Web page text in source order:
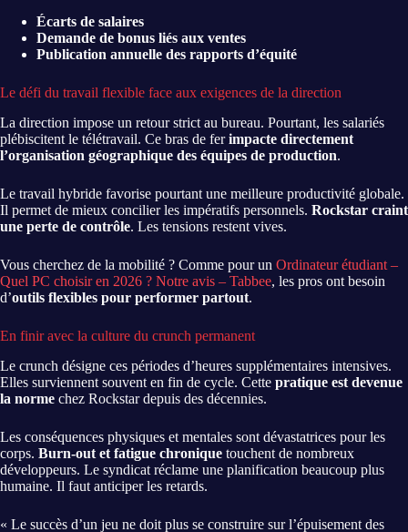
Écarts de salaires
Demande de bonus liés aux ventes
Publication annuelle des rapports d’équité
Le défi du travail flexible face aux exigences de la direction
La direction impose un retour strict au bureau. Pourtant, les salariés
plébiscitent le télétravail. Ce bras de ferimpacte directement
l’organisation géographique des équipes de production.
Le travail hybride favorise pourtant une meilleure productivité globale.
Il permet de mieux concilier les impératifs personnels. Rockstar craint
une perte de contrôle. Les tensions restent vives.
Vous cherchez de la mobilité ? Comme pour un Ordinateur étudiant –
Quel PC choisir en 2026 ? Notre avis – Tabbee, les pros ont besoin
d’outils flexibles pour performer partout.
En finir avec la culture du crunch permanent
Le crunch désigne ces périodes d’heures supplémentaires intensives.
Elles surviennent souvent en fin de cycle. Cette pratique est devenue
la norme chez Rockstar depuis des décennies.
Les conséquences physiques et mentales sont dévastatrices pour les
corps. Burn-out et fatigue chronique touchent de nombreux
développeurs. Le syndicat réclame une planification beaucoup plus
humaine. Il faut anticiper les retards.
« Le succès d’un jeu ne doit plus se construire sur l’épuisement des